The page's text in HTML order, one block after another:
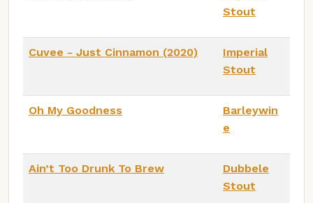
Stout
Cuvee - Just Cinnamon (2020)
Imperial
Stout
Oh My Goodness
Barleywin
e
Ain’t Too Drunk To Brew
Dubbele
Stout